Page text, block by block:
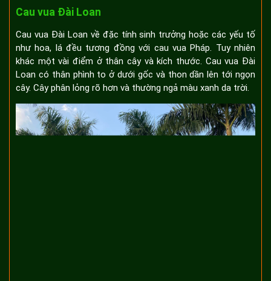
Cau vua Đài Loan
Cau vua Đài Loan về đặc tính sinh trưởng hoặc các yếu tố
như hoa, lá đều tương đồng với cau vua Pháp. Tuy nhiên
khác một vài điểm ở thân cây và kích thước. Cau vua Đài
Loan có thân phình to ở dưới gốc và thon dần lên tới ngọn
cây. Cây phân lỏng rõ hơn và thường ngả màu xanh da trời.